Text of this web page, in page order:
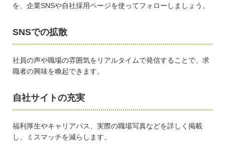
を、企業SNSや自社採用ページを使ってフォローしましょう。
SNSでの拡散
社員の声や職場の雰囲気をリアルタイムで発信することで、求
職者の興味を喚起できます。
自社サイトの充実
福利厚生やキャリアパス、実際の職場写真などを詳しく掲載
し、ミスマッチを減らします。